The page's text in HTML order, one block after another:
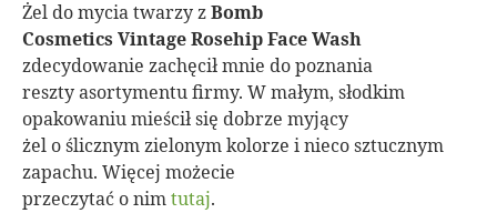
Żel do mycia twarzy zBomb
Cosmetics Vintage Rosehip Face Wash
zdecydowanie zachęcił mnie do poznania
reszty asortymentu firmy. W małym, słodkim
opakowaniu mieścił się dobrze myjący
żel o ślicznym zielonym kolorze i nieco sztucznym
zapachu. Więcej możecie
przeczytać o nimtutaj.